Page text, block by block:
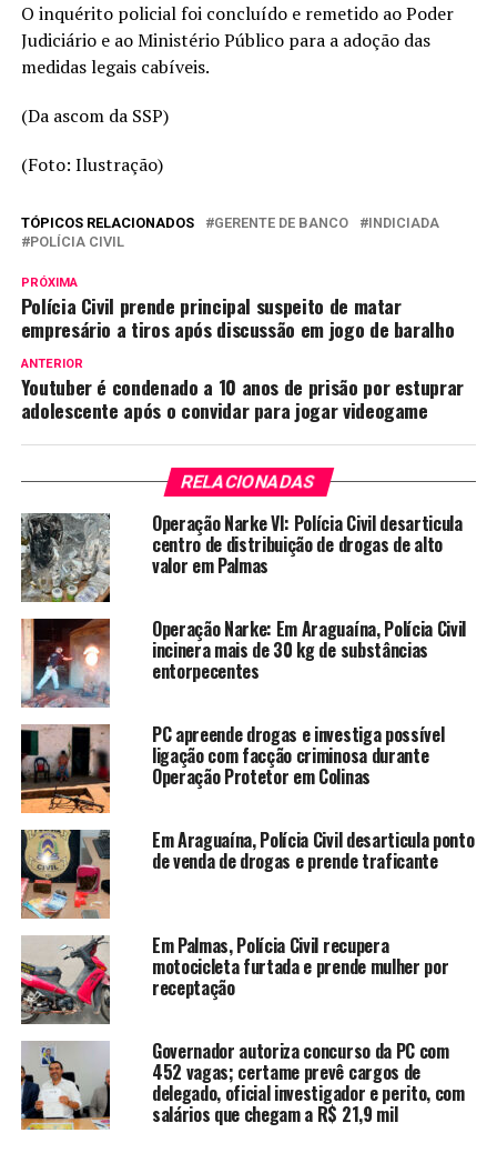
O inquérito policial foi concluído e remetido ao Poder
Judiciário e ao Ministério Público para a adoção das
medidas legais cabíveis.
(Da ascom da SSP)
(Foto: Ilustração)
TÓPICOS RELACIONADOS GERENTE DE BANCO
INDICIADA
POLÍCIA CIVIL
PRÓXIMA
Polícia Civil prende principal suspeito de matar
empresário a tiros após discussão em jogo de baralho
ANTERIOR
Youtuber é condenado a 10 anos de prisão por estuprar
adolescente após o convidar para jogar videogame
RELACIONADAS
Operação Narke VI: Polícia Civil desarticula
centro de distribuição de drogas de alto
valor em Palmas
Operação Narke: Em Araguaína, Polícia Civil
incinera mais de 30 kg de substâncias
entorpecentes
PC apreende drogas e investiga possível
ligação com facção criminosa durante
Operação Protetor em Colinas
Em Araguaína, Polícia Civil desarticula ponto
de venda de drogas e prende traficante
Em Palmas, Polícia Civil recupera
motocicleta furtada e prende mulher por
receptação
Governador autoriza concurso da PC com
452 vagas; certame prevê cargos de
delegado, oficial investigador e perito, com
salários que chegam a R$ 21,9 mil